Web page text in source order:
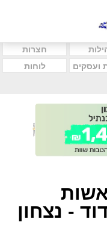
חצרות
ועסקים
לוחות
- נצחון